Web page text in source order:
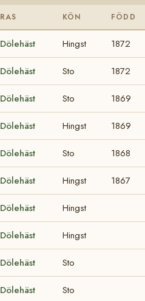
RAS KÖN FÖDD
Dölehäst Hingst 1872
Dölehäst Sto 1872
Dölehäst Sto 1869
Dölehäst Hingst 1869
Dölehäst Sto 1868
Dölehäst Hingst 1867
Dölehäst Hingst
Dölehäst Hingst
Dölehäst Sto
Dölehäst Sto